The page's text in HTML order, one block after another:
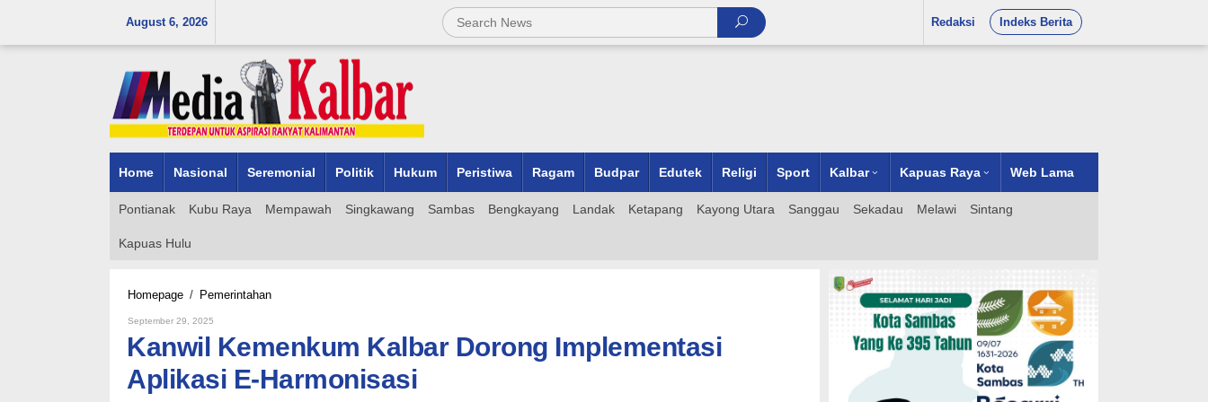
August 6, 2026 Redaksi Indeks Berita
Home Nasional Seremonial Politik Hukum Peristiwa Ragam Budpar Edutek Religi Sport Kalbar Kapuas Raya Web Lama
Pontianak Kubu Raya Mempawah Singkawang Sambas Bengkayang Landak Ketapang Kayong Utara Sanggau Sekadau Melawi Sintang
Kapuas Hulu
Homepage / PemerintahanKanwil
Dorong
Implementasi
Aplikasi
E-
September 29, 2025
Kanwil Kemenkum Kalbar Dorong Implementasi
Aplikasi E-Harmonisasi